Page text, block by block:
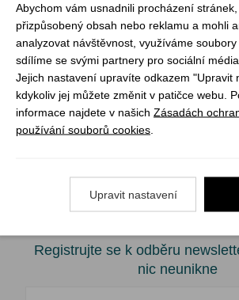
Materiál: Polyester TPU
Náplň: Thermolite T3 EcoMade 80g/m2
Barva: grasshoper/grey
Tepelný odpor: 3,5 m2 K/W
Tloušťka: 9cm
Registrujte se k odběru
nic neunikne
Abychom vám usnadnili procházení
přizpůsobený obsah nebo reklamu a mohli
analyzovat návštěvnost, využíváme
sdílíme se svými partnery pro sociální
Jejich nastavení upravíte odkazem "Upravit
kdykoliv jej můžete změnit v patičce webu.
informace najdete v našich Zásadách
používání souborů cookies
Upravit nastavení